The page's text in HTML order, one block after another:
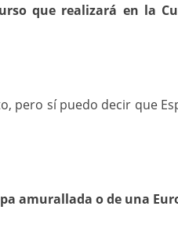
que realizará en la
pero sí puedo decir que
amurallada o de una